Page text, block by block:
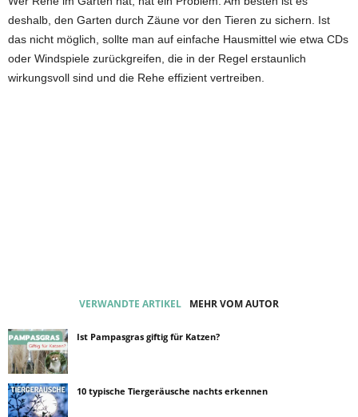
deshalb, den Garten durch Zäune vor den Tieren zu sichern. Ist
das nicht möglich, sollte man auf einfache Hausmittel wie etwa CDs
oder Windspiele zurückgreifen, die in der Regel erstaunlich
wirkungsvoll sind und die Rehe effizient vertreiben.
VERWANDTE ARTIKEL MEHR VOM AUTOR
Ist Pampasgras giftig für Katzen?
10 typische Tiergeräusche nachts erkennen